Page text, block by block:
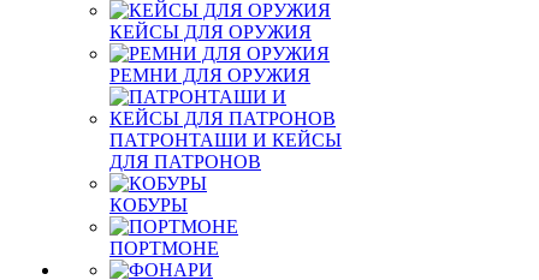
КЕЙСЫ ДЛЯ ОРУЖИЯ
РЕМНИ ДЛЯ ОРУЖИЯ
ПАТРОНТАШИ И КЕЙСЫ
ДЛЯ ПАТРОНОВ
КОБУРЫ
ПОРТМОНЕ